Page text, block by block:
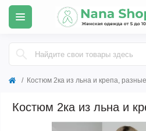
Костюм 2ка из льна и крепа,
Костюм 2ка из льна и